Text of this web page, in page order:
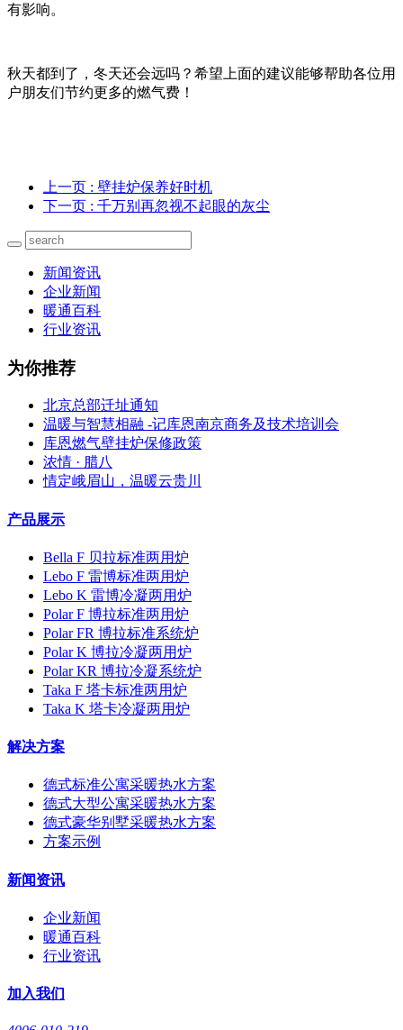
有影响。
秋天都到了，冬天还会远吗？希望上面的建议能够帮助各位用
户朋友们节约更多的燃气费！
上一页 : 壁挂炉保养好时机
下一页 : 千万别再忽视不起眼的灰尘
新闻资讯
企业新闻
暖通百科
行业资讯
为你推荐
北京总部迁址通知
温暖与智慧相融 -记库恩南京商务及技术培训会
库恩燃气壁挂炉保修政策
浓情 · 腊八
情定峨眉山，温暖云贵川
产品展示
Bella F 贝拉标准两用炉
Lebo F 雷博标准两用炉
Lebo K 雷博冷凝两用炉
Polar F 博拉标准两用炉
Polar FR 博拉标准系统炉
Polar K 博拉冷凝两用炉
Polar KR 博拉冷凝系统炉
Taka F 塔卡标准两用炉
Taka K 塔卡冷凝两用炉
解决方案
德式标准公寓采暖热水方案
德式大型公寓采暖热水方案
德式豪华别墅采暖热水方案
方案示例
新闻资讯
企业新闻
暖通百科
行业资讯
加入我们